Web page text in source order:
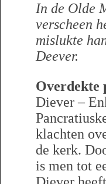
In de Olde
verscheen
mislukte
Deever.
Overdekte
Diever –
klachten
de kerk.
is men tot